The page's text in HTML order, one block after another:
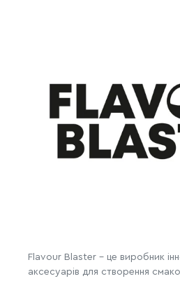
Flavour Blaster - це виробник
аксесуарів для створення